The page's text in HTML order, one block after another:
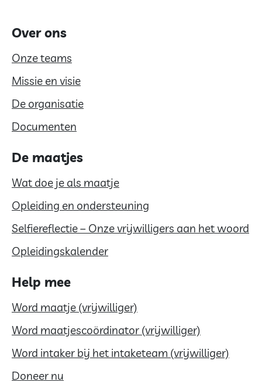
Over ons
Onze teams
Missie en visie
De organisatie
Documenten
De maatjes
Wat doe je als maatje
Opleiding en ondersteuning
Selfiereflectie – Onze vrijwilligers aan het woord
Opleidingskalender
Help mee
Word maatje (vrijwilliger)
Word maatjescoördinator (vrijwilliger)
Word intaker bij het intaketeam (vrijwilliger)
Doneer nu